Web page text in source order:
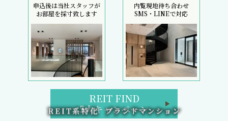
申込後は当社スタッフが
お部屋を採寸致します
内覧現地待ち合わせ
SMS・LINEで対応
REIT FIND
5大キャンペーン